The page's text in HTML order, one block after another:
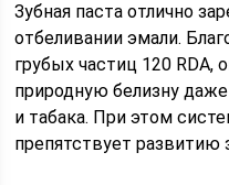
Зубная паста отлично
отбеливании эмали.
грубых частиц 120 RDA,
природную белизну
и табака. При этом
препятствует развитию